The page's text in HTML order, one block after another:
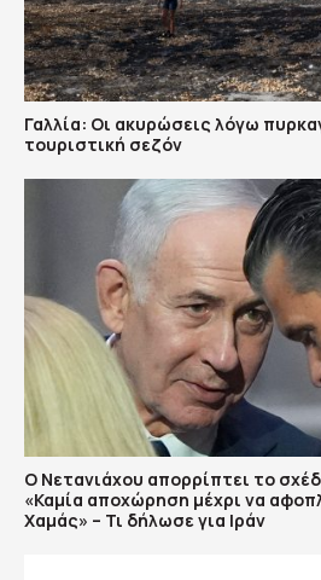
Γαλλία: Οι ακυρώσεις λόγω
τουριστική σεζόν
Ο Νετανιάχου απορρίπτει το
«Καμία αποχώρηση μέχρι να
Χαμάς» – Τι δήλωσε για Ιράν